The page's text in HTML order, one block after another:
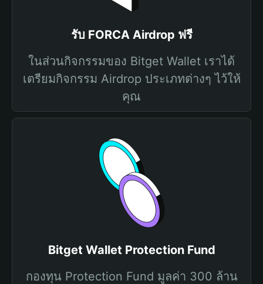
รับ FORCA Airdrop ฟรี
ในส่วนกิจกรรมของ Bitget Wallet เราได้
เตรียมกิจกรรม Airdrop ประเภทต่างๆ ไว้ให้
คุณ
Bitget Wallet Protection Fund
กองทุน Protection Fund มูลค่า 300 ล้าน